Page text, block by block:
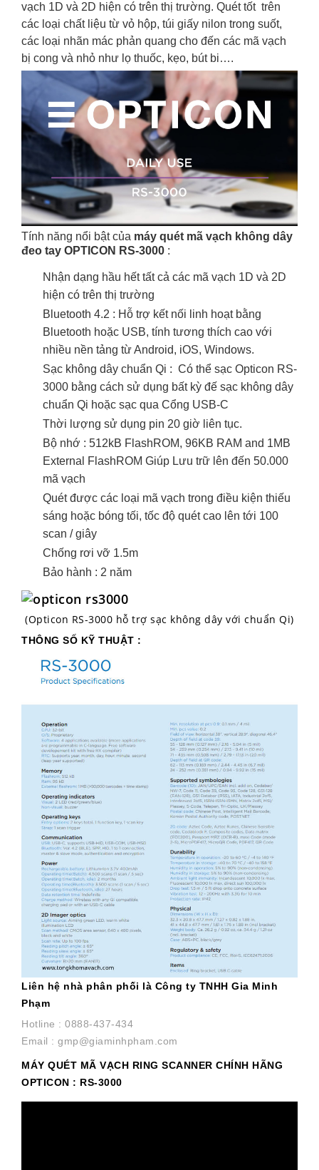
vạch 1D và 2D hiện có trên thị trường. Quét tốt trên
các loại chất liệu từ vỏ hộp, túi giấy nilon trong suốt,
các loại nhãn mác phản quang cho đến các mã vạch
bị cong và nhỏ như lọ thuốc, kẹo, bút bi….
Tính năng nổi bật của máy quét mã vạch không dây
đeo tay OPTICON RS-3000 :
Nhận dạng hầu hết tất cả các mã vạch 1D và 2D
hiện có trên thị trường
Bluetooth 4.2 : Hỗ trợ kết nối linh hoạt bằng
Bluetooth hoặc USB, tính tương thích cao với
nhiều nền tảng từ Android, iOS, Windows.
Sạc không dây chuẩn Qi : Có thể sạc Opticon RS-
3000 bằng cách sử dụng bất kỳ đế sạc không dây
chuẩn Qi hoặc sạc qua Cổng USB-C
Thời lượng sử dụng pin 20 giờ liên tục.
Bộ nhớ : 512kB FlashROM, 96KB RAM and 1MB
External FlashROM Giúp Lưu trữ lên đến 50.000
mã vạch
Quét được các loại mã vạch trong điều kiện thiếu
sáng hoặc bóng tối, tốc độ quét cao lên tới 100
scan / giây
Chống rơi vỡ 1.5m
Bảo hành : 2 năm
(Opticon RS-3000 hỗ trợ sạc không dây với chuẩn Qi)
THÔNG SỐ KỸ THUẬT :
Liên hệ nhà phân phối là Công ty TNHH Gia Minh
Phạm
Hotline : 0888-437-434
Email : gmp@giaminhpham.com
MÁY QUÉT MÃ VẠCH RING SCANNER CHÍNH HÃNG
OPTICON : RS-3000